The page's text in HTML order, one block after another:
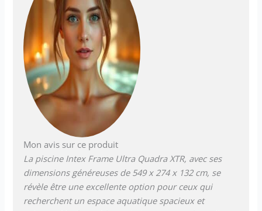
Mon avis sur ce produit
La piscine Intex Frame Ultra Quadra XTR, avec ses
dimensions généreuses de 549 x 274 x 132 cm, se
révèle être une excellente option pour ceux qui
recherchent un espace aquatique spacieux et